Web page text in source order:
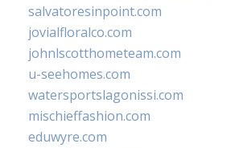
salvatoresinpoint.com
jovialfloralco.com
johnlscotthometeam.com
u-seehomes.com
watersportslagonissi.com
mischieffashion.com
eduwyre.com